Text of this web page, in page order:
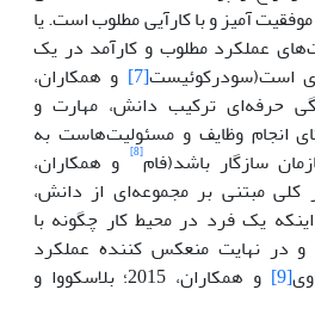
آمیز و با کارآیی مطلوب است. یا
عملکرد مطلوب و کارآمد در یک
است(سودرکوئیست[7]
و همکاران،
حرفه‌ای ترکیب دانش، مهارت و
انجام وظایف و مسئولیت‌هاست به
سازگار باشد(فام[8]
و همکاران،
کلی مبتنی بر مجموعه‌ای از دانش،
یک فرد در محیط کار چگونه با
و در نهایت منعکس کننده عملکرد
[9]
و همکاران، 2015؛ بلاسکووا و